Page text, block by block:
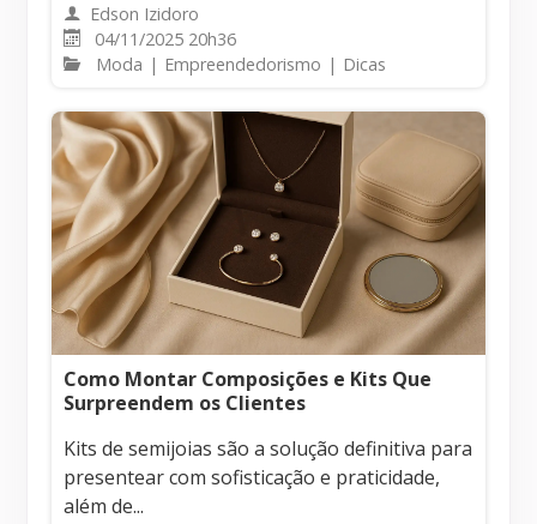
Edson Izidoro
04/11/2025 20h36
Moda | Empreendedorismo | Dicas
Como Montar Composições e Kits Que
Surpreendem os Clientes
Kits de semijoias são a solução definitiva para
presentear com sofisticação e praticidade,
além de...